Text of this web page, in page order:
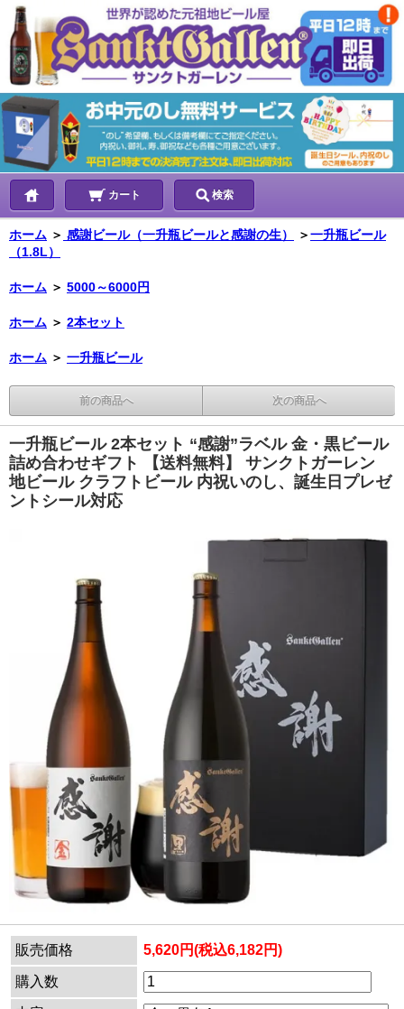
カート 検索
ホーム ＞ 感謝ビール（一升瓶ビールと感謝の生） ＞一升瓶ビール
（1.8L）
ホーム ＞ 5000～6000円
ホーム ＞ 2本セット
ホーム ＞ 一升瓶ビール
前の商品へ 次の商品へ
一升瓶ビール 2本セット “感謝”ラベル 金・黒ビール
詰め合わせギフト 【送料無料】 サンクトガーレン
地ビール クラフトビール 内祝いのし、誕生日プレゼ
ントシール対応
販売価格 5,620円(税込6,182円)
購入数